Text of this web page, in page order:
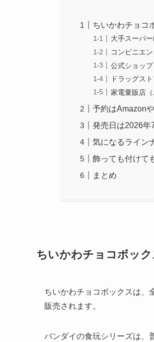
ちいかわチョコ
大手スーパ
コンビニエ
公式ショップ
ドラッグス
家電量販店（
予約はAmazon
発売日は2026年
気になるライン
飾っても付けて
まとめ
ちいかわチョコボッ
ちいかわチョコボックスは、
販売されます。
バンダイの食玩シリーズは、